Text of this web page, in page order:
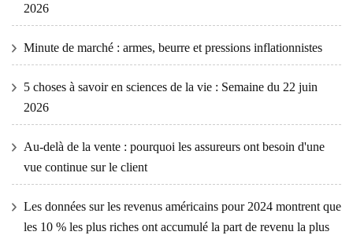
2026
Minute de marché : armes, beurre et pressions inflationnistes
5 choses à savoir en sciences de la vie : Semaine du 22 juin
2026
Au-delà de la vente : pourquoi les assureurs ont besoin d'une
vue continue sur le client
Les données sur les revenus américains pour 2024 montrent que
les 10 % les plus riches ont accumulé la part de revenu la plus